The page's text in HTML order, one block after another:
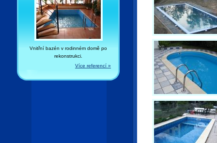
Vnitřní bazén v rodinném domě po
rekonstrukci.
Více referencí »